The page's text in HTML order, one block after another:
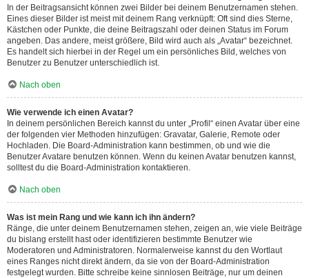
In der Beitragsansicht können zwei Bilder bei deinem Benutzernamen stehen.
Eines dieser Bilder ist meist mit deinem Rang verknüpft: Oft sind dies Sterne,
Kästchen oder Punkte, die deine Beitragszahl oder deinen Status im Forum
angeben. Das andere, meist größere, Bild wird auch als „Avatar“ bezeichnet.
Es handelt sich hierbei in der Regel um ein persönliches Bild, welches von
Benutzer zu Benutzer unterschiedlich ist.
Nach oben
Wie verwende ich einen Avatar?
In deinem persönlichen Bereich kannst du unter „Profil“ einen Avatar über eine
der folgenden vier Methoden hinzufügen: Gravatar, Galerie, Remote oder
Hochladen. Die Board-Administration kann bestimmen, ob und wie die
Benutzer Avatare benutzen können. Wenn du keinen Avatar benutzen kannst,
solltest du die Board-Administration kontaktieren.
Nach oben
Was ist mein Rang und wie kann ich ihn ändern?
Ränge, die unter deinem Benutzernamen stehen, zeigen an, wie viele Beiträge
du bislang erstellt hast oder identifizieren bestimmte Benutzer wie
Moderatoren und Administratoren. Normalerweise kannst du den Wortlaut
eines Ranges nicht direkt ändern, da sie von der Board-Administration
festgelegt wurden. Bitte schreibe keine sinnlosen Beiträge, nur um deinen